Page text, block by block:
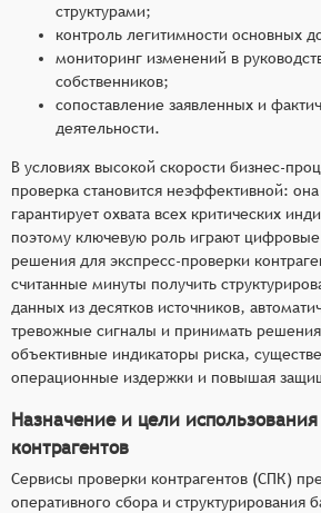
структурами;
контроль легитимности основных
мониторинг изменений в
собственников;
сопоставление заявленных и
деятельности.
В условиях высокой скорости
проверка становится неэффективной:
гарантирует охвата всех критических
поэтому ключевую роль играют
решения для экспресс‑проверки
считанные минуты получить
данных из десятков источников,
тревожные сигналы и принимать
объективные индикаторы риска,
операционные издержки и повышая
Назначение и цели
контрагентов
Сервисы проверки контрагентов (СПК)
оперативного сбора и структурирования